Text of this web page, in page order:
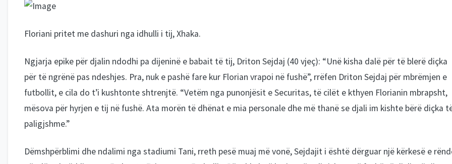
Floriani pritet me dashuri nga idhulli i tij, Xhaka.
Ngjarja epike për djalin ndodhi pa dijeninë e babait të tij, Driton Sejdaj (40 vjeç): “Unë kisha dalë për të blerë diçka
për të ngrënë pas ndeshjes. Pra, nuk e pashë fare kur Florian vrapoi në fushë”, rrëfen Driton Sejdaj për mbrëmjen e
futbollit, e cila do t’i kushtonte shtrenjtë. “Vetëm nga punonjësit e Securitas, të cilët e kthyen Florianin mbrapsht,
mësova për hyrjen e tij në fushë. Ata morën të dhënat e mia personale dhe më thanë se djali im kishte bërë diçka
paligjshme.”
Dëmshpërblimi dhe ndalimi nga stadiumi Tani, rreth pesë muaj më vonë, Sejdajit i është dërguar një kërkesë e